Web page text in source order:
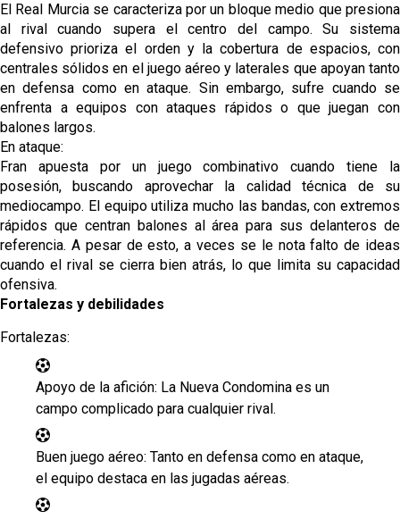
El Real Murcia se caracteriza por un bloque medio que presiona
al rival cuando supera el centro del campo. Su sistema
defensivo prioriza el orden y la cobertura de espacios, con
centrales sólidos en el juego aéreo y laterales que apoyan tanto
en defensa como en ataque. Sin embargo, sufre cuando se
enfrenta a equipos con ataques rápidos o que juegan con
balones largos.
En ataque:
Fran apuesta por un juego combinativo cuando tiene la
posesión, buscando aprovechar la calidad técnica de su
mediocampo. El equipo utiliza mucho las bandas, con extremos
rápidos que centran balones al área para sus delanteros de
referencia. A pesar de esto, a veces se le nota falto de ideas
cuando el rival se cierra bien atrás, lo que limita su capacidad
ofensiva.
Fortalezas y debilidades
Fortalezas:
Apoyo de la afición: La Nueva Condomina es un
campo complicado para cualquier rival.
Buen juego aéreo: Tanto en defensa como en ataque,
el equipo destaca en las jugadas aéreas.